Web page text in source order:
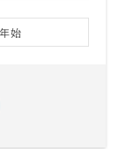
始